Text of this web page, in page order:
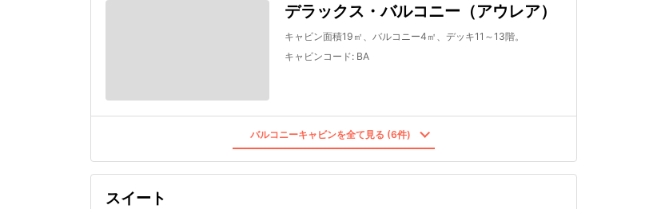
デラックス・バルコニー（アウレア）
キャビン面積19㎡、バルコニー4㎡、デッキ11～13階。
キャビンコード: BA
バルコニーキャビンを全て見る (6件)
スイート